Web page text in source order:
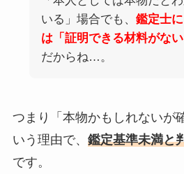
いる」場合でも、 鑑定士
は「証明できる材料がな
だからね…。
つまり「本物かもしれないが
いう理由で、 鑑定基準未満と
です。